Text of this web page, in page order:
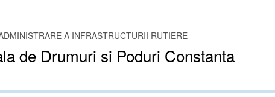
A INFRASTRUCTURII RUTIERE
de Drumuri si Poduri Constanta